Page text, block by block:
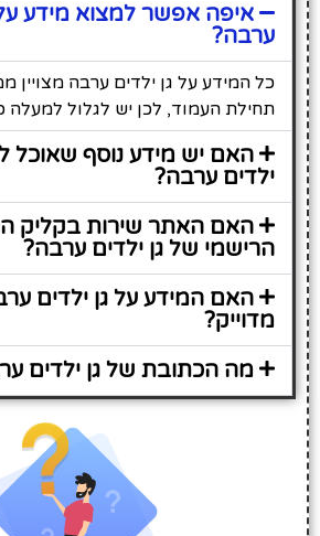
איפה אפשר למצוא מידע על
ערבה?
כל המידע על גן ילדים ערבה מצויין
תחילת העמוד, לכן יש לגלול למעלה
האם יש מידע נוסף שאוכל
ילדים ערבה?
האם האתר שירות בקליק
הרישמי של גן ילדים ערבה?
האם המידע על גן ילדים
מדוייק?
מה הכתובת של גן ילדים